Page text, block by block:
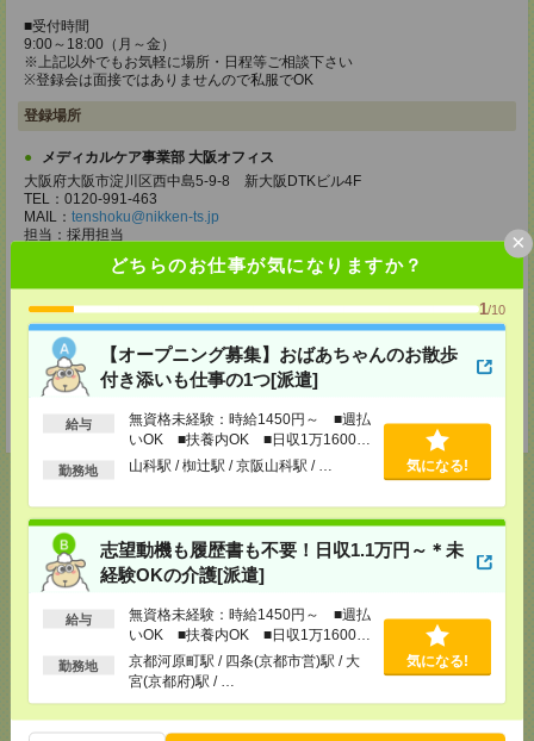
どちらのお仕事が気になりますか？
1/10
【オープニング募集】おばあちゃんのお散歩
付き添いも仕事の1つ[派遣]
給与
無資格未経験：時給1450円～ ■週払
いOK ■扶養内OK ■日収1万1600円
以上
勤務地 山科駅 / 椥辻駅 / 京阪山科駅 / … 気になる!
志望動機も履歴書も不要！日収1.1万円～＊未
経験OKの介護[派遣]
給与
無資格未経験：時給1450円～ ■週払
いOK ■扶養内OK ■日収1万1600円
以上
勤務地
京都河原町駅 / 四条(京都市営)駅 / 大
宮(京都府)駅 / …
気になる!
×
■受付時間
9:00～18:00（月～金）
※上記以外でもお気軽に場所・日程等ご相談下さい
※登録会は面接ではありませんので私服でOK
登録場所
メディカルケア事業部 大阪オフィス
大阪府大阪市淀川区西中島5-9-8 新大阪DTKビル4F
TEL：0120-991-463
MAIL： tenshoku@nikken-ts.jp
担当：採用担当
メディカルケア事業部 京都オフィス
京都府京都市下京区東塩小路町843番地2 日本生命京都ヤサカビル5F
TEL：0120-991-463
MAIL：tenshoku@nikken-ts.jp
担当：採用担当
登録交通費
★今ならご来社登録でQUOカード2000円分をプレゼント中★
応募ページへ
気になる！